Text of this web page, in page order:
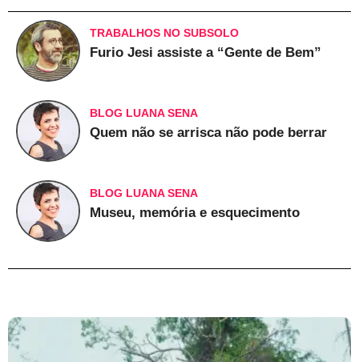
TRABALHOS NO SUBSOLO
Furio Jesi assiste a “Gente de Bem”
BLOG LUANA SENA
Quem não se arrisca não pode berrar
BLOG LUANA SENA
Museu, memória e esquecimento